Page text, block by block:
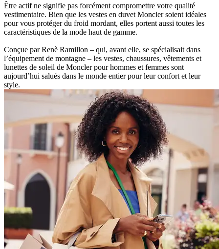
Être actif ne signifie pas forcément compromettre votre qualité
vestimentaire. Bien que les vestes en duvet Moncler soient idéales
pour vous protéger du froid mordant, elles portent aussi toutes les
caractéristiques de la mode haut de gamme.
Conçue par Renè Ramillon – qui, avant elle, se spécialisait dans
l’équipement de montagne – les vestes, chaussures, vêtements et
lunettes de soleil de Moncler pour hommes et femmes sont
aujourd’hui salués dans le monde entier pour leur confort et leur
style.